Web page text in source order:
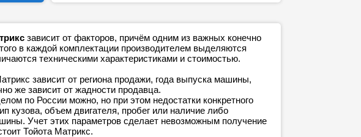
зависит от факторов, причём одним из важных конечно
в каждой комплектации производителем выделяются
техническими характеристиками и стоимостью.
зависит от региона продажи, года выпуска машины,
же зависит от жадности продавца.
по России можно, но при этом недостатки конкретного
кузова, объем двигателя, пробег или наличие либо
Учет этих параметров сделает невозможным получение
Тойота Матрикс.